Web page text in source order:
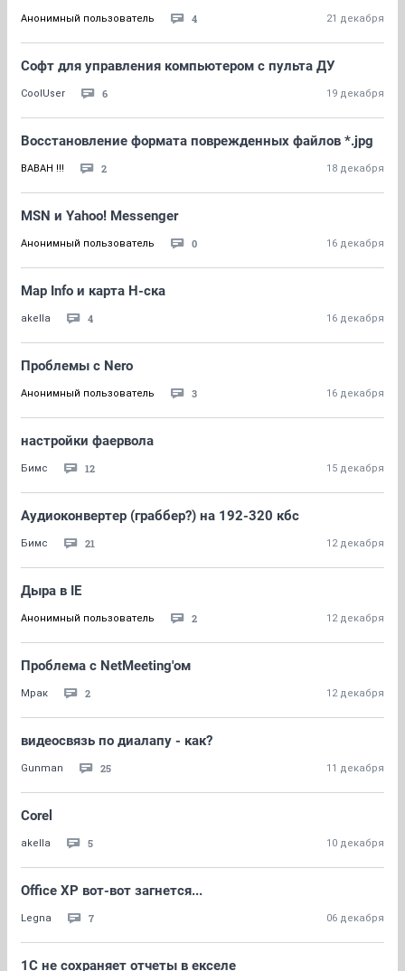
Анонимный пользователь 4 21 декабря
Софт для управления компьютером с пульта ДУ
CoolUser 6 19 декабря
Восстановление формата поврежденных файлов *.jpg
BABAH !!! 2 18 декабря
MSN и Yahoo! Messenger
Анонимный пользователь 0 16 декабря
Map Info и карта Н-ска
akella 4 16 декабря
Проблемы с Nero
Анонимный пользователь 3 16 декабря
настройки фаервола
Бимс 12 15 декабря
Аудиоконвертер (граббер?) на 192-320 кбс
Бимс 21 12 декабря
Дыра в IE
Анонимный пользователь 2 12 декабря
Проблема с NetMeeting'ом
Мрак 2 12 декабря
видеосвязь по диалапу - как?
Gunman 25 11 декабря
Corel
akella 5 10 декабря
Office XP вот-вот загнется...
Legna 7 06 декабря
1C не сохраняет отчеты в екселе